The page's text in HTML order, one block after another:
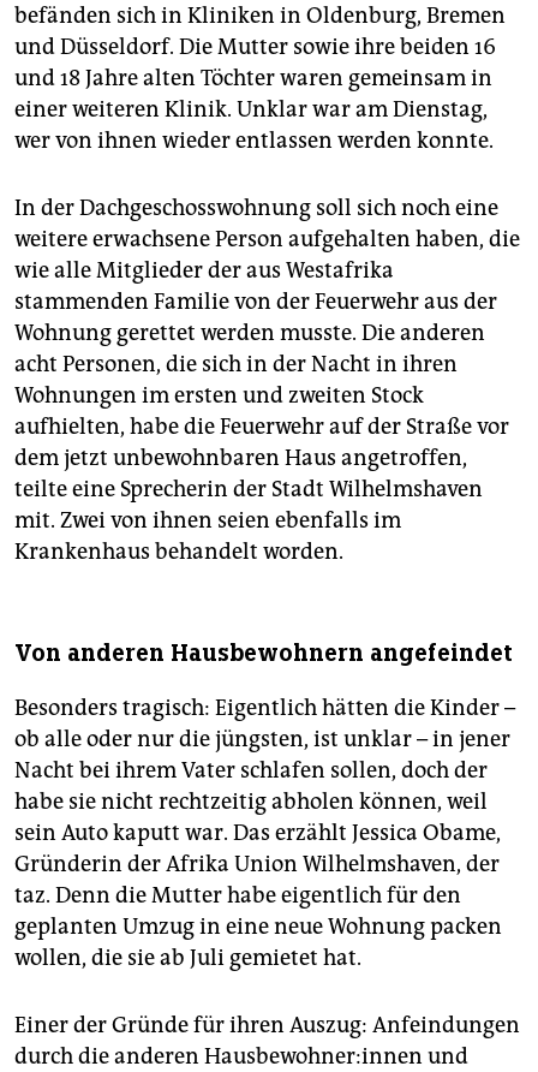
befänden sich in Kliniken in Oldenburg, Bremen
und Düsseldorf. Die Mutter sowie ihre beiden 16
und 18 Jahre alten Töchter waren gemeinsam in
einer weiteren Klinik. Unklar war am Dienstag,
wer von ihnen wieder entlassen werden konnte.
In der Dachgeschosswohnung soll sich noch eine
weitere erwachsene Person aufgehalten haben, die
wie alle Mitglieder der aus Westafrika
stammenden Familie von der Feuerwehr aus der
Wohnung gerettet werden musste. Die anderen
acht Personen, die sich in der Nacht in ihren
Wohnungen im ersten und zweiten Stock
aufhielten, habe die Feuerwehr auf der Straße vor
dem jetzt unbewohnbaren Haus angetroffen,
teilte eine Sprecherin der Stadt Wilhelmshaven
mit. Zwei von ihnen seien ebenfalls im
Krankenhaus behandelt worden.
Von anderen Hausbewohnern angefeindet
Besonders tragisch: Eigentlich hätten die Kinder –
ob alle oder nur die jüngsten, ist unklar – in jener
Nacht bei ihrem Vater schlafen sollen, doch der
habe sie nicht rechtzeitig abholen können, weil
sein Auto kaputt war. Das erzählt Jessica O­bame,
Gründerin der Afrika Union Wilhelmshaven, der
taz. Denn die Mutter habe eigentlich für den
geplanten Umzug in eine neue Wohnung packen
wollen, die sie ab Juli gemietet hat.
Einer der Gründe für ihren Auszug: Anfeindungen
durch die anderen Haus­be­woh­ne­r:in­nen und